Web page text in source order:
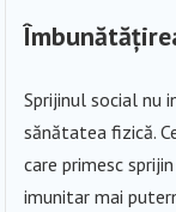
Sprijinul social nu
sănătatea fizică.
care primesc
imunitar mai